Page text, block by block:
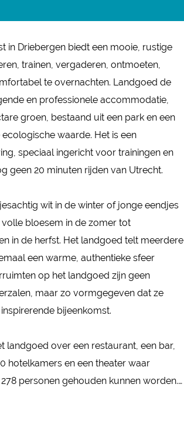
t
a
g
r
a
m
L
a
d
g
o
e
d
d
e
o
r
s
t
e
r
e
s
t
L
a
d
g
o
e
d
d
e
o
r
s
in Driebergen biedt een mooie, rustige
trainen, vergaderen, ontmoeten,
te overnachten. Landgoed de
en professionele accommodatie,
groen, bestaand uit een park en een
waarde. Het is een
speciaal ingericht voor trainingen en
geen 20 minuten rijden van Utrecht.
wit in de winter of jonge eendjes
volle bloesem in de zomer tot
in de herfst. Het landgoed telt meerdere
een warme, authentieke sfeer
op het landgoed zijn geen
maar zo vormgegeven dat ze
bijeenkomst.
landgoed over een restaurant, een bar,
hotelkamers en een theater waar
personen gehouden kunnen worden.…